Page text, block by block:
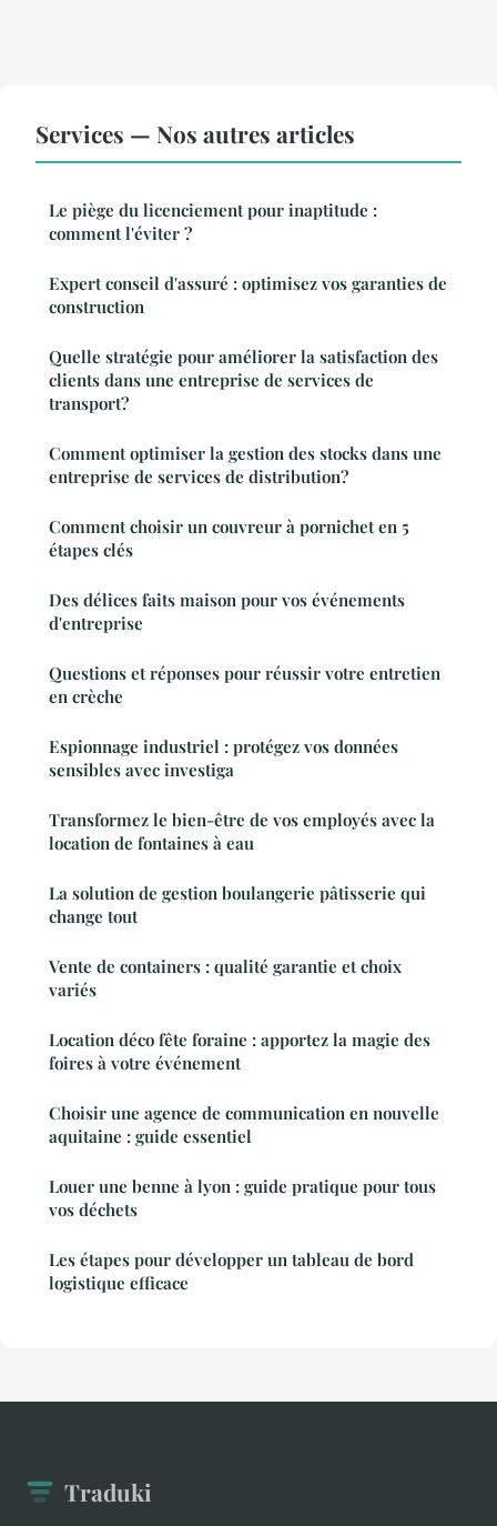
Services — Nos autres articles
Le piège du licenciement pour inaptitude :
comment l'éviter ?
Expert conseil d'assuré : optimisez vos garanties de
construction
Quelle stratégie pour améliorer la satisfaction des
clients dans une entreprise de services de
transport?
Comment optimiser la gestion des stocks dans une
entreprise de services de distribution?
Comment choisir un couvreur à pornichet en 5
étapes clés
Des délices faits maison pour vos événements
d'entreprise
Questions et réponses pour réussir votre entretien
en crèche
Espionnage industriel : protégez vos données
sensibles avec investiga
Transformez le bien-être de vos employés avec la
location de fontaines à eau
La solution de gestion boulangerie pâtisserie qui
change tout
Vente de containers : qualité garantie et choix
variés
Location déco fête foraine : apportez la magie des
foires à votre événement
Choisir une agence de communication en nouvelle
aquitaine : guide essentiel
Louer une benne à lyon : guide pratique pour tous
vos déchets
Les étapes pour développer un tableau de bord
logistique efficace
Traduki